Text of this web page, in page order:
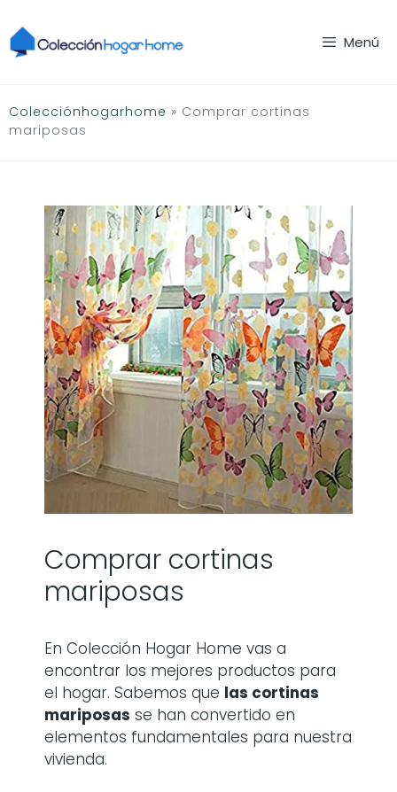
al
contenido
Menú
Colecciónhogarhome » Comprar cortinas
mariposas
Comprar cortinas
mariposas
En Colección Hogar Home vas a
encontrar los mejores productos para
el hogar. Sabemos que las cortinas
mariposas se han convertido en
elementos fundamentales para nuestra
vivienda.